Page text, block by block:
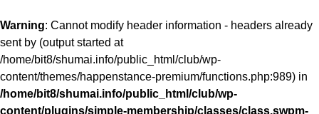
Warning: Cannot modify header information - headers already
sent by (output started at
/home/bit8/shumai.info/public_html/club/wp-
content/themes/happenstance-premium/functions.php:989) in
/home/bit8/shumai.info/public_html/club/wp-
content/plugins/simple-membership/classes/class.swpm-